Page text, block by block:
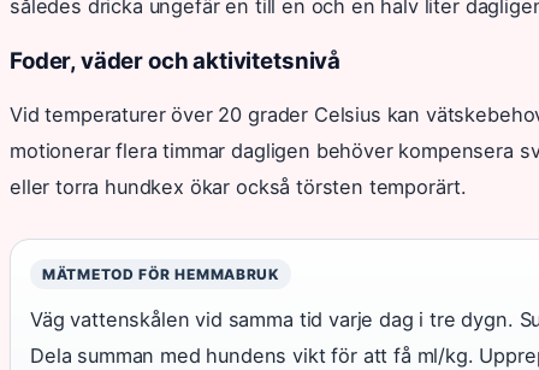
således dricka ungefär en till en och en halv liter
Foder, väder och aktivitetsnivå
Vid temperaturer över 20 grader Celsius kan
motionerar flera timmar dagligen behöver kompensera
eller torra hundkex ökar också törsten temporärt.
MÄTMETOD FÖR HEMMABRUK
Väg vattenskålen vid samma tid varje dag i tre dygn.
Dela summan med hundens vikt för att få ml/kg.